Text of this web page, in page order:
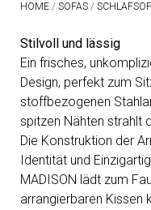
HOME / SOFAS /
Stilvoll und lässig
Ein frisches,
Design, perfekt zum
stoffbezogenen
spitzen Nähten strahlt
Die Konstruktion der
Identität und
MADISON lädt zum
arrangierbaren Kissen